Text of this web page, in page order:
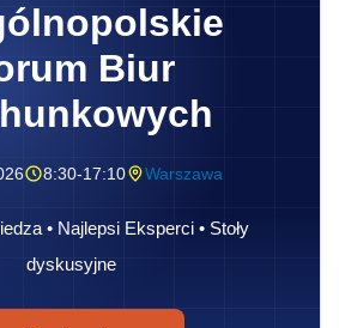
Biur
8:30-17:10 Warszawa
• Najlepsi Eksperci • Stoły
dyskusyjne